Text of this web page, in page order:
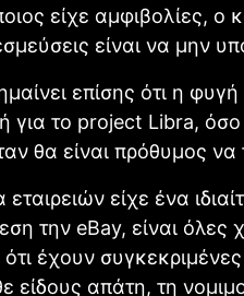
είχε αμφιβολίες, ο
είναι να μην
επίσης ότι η φυγή
για το project Libra,
θα είναι πρόθυμος να
είχε ένα
την eBay, είναι όλες
έχουν
είδους απάτη, τη